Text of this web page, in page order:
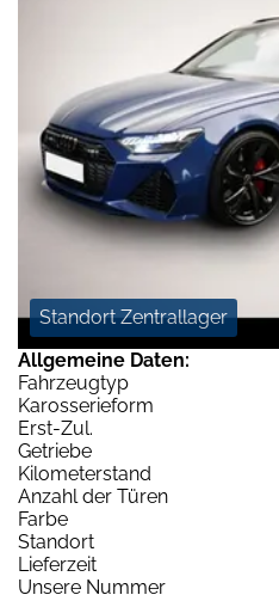
Standort Zentrallager
Allgemeine Daten:
Fahrzeugtyp
Karosserieform
Erst-Zul.
Getriebe
Kilometerstand
Anzahl der Türen
Farbe
Standort
Lieferzeit
Unsere Nummer